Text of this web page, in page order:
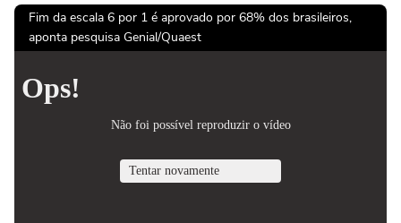
Fim da escala 6 por 1 é aprovado por 68% dos brasileiros,
aponta pesquisa Genial/Quaest